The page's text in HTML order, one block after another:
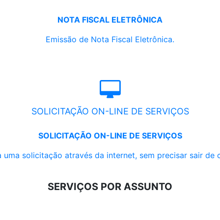
NOTA FISCAL ELETRÔNICA
Emissão de Nota Fiscal Eletrônica.
SOLICITAÇÃO ON-LINE DE SERVIÇOS
SOLICITAÇÃO ON-LINE DE SERVIÇOS
uma solicitação através da internet, sem precisar sair de
SERVIÇOS POR ASSUNTO